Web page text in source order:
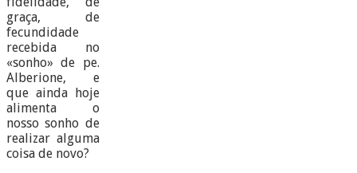
graça, de
fecundidade
recebida no
«sonho» de pe.
Alberione, e
que ainda hoje
alimenta o
nosso sonho de
realizar alguma
coisa de novo?